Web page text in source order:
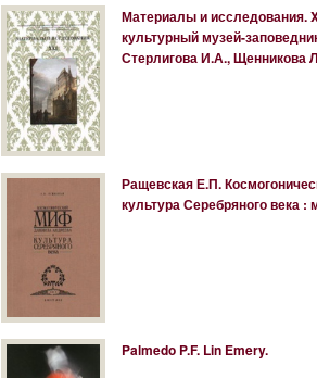
Материалы и исследования.
культурный музей-
Стерлигова И.А., Щенникова
Ращевская Е.П.
культура Серебряного века :
Palmedo P.F. Lin Emery.